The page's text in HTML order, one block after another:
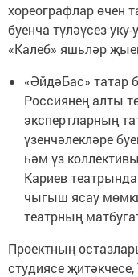
хореографлар өчен
буенча түләүсез
«Калеб» яшьләр
«ӘйдәБас» татар
Россиянең алты
экспертларның
үзенчәлекләре
һәм үз
Кариев
чыгыш ясау
театрның
Проектның
студиясе